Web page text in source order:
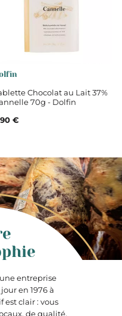
Chocolat au Lait 37%
70g - Dolfin
€
entreprise
en 1976 à
est clair : vous
de qualité,